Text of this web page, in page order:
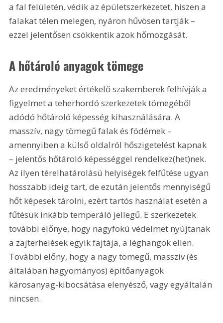
a fal felületén, védik az épületszerkezetet, hiszen a
falakat télen melegen, nyáron hűvösen tartják –
ezzel jelentősen csökkentik azok hőmozgását.
A hőtároló anyagok tömege
Az eredményeket értékelő szakemberek felhívják a
figyelmet a teherhordó szerkezetek tömegéből
adódó hőtároló képesség kihasználására. A
masszív, nagy tömegű falak és födémek –
amennyiben a külső oldalról hőszigetelést kapnak
– jelentős hőtároló képességgel rendelkez(het)nek.
Az ilyen térelhatárolású helyiségek felfűtése ugyan
hosszabb ideig tart, de ezután jelentős mennyiségű
hőt képesek tárolni, ezért tartós használat esetén a
fűtésük inkább temperáló jellegű. E szerkezetek
további előnye, hogy nagyfokú védelmet nyújtanak
a zajterhelések egyik fajtája, a léghangok ellen.
További előny, hogy a nagy tömegű, masszív (és
általában hagyományos) építőanyagok
károsanyag-kibocsátása elenyésző, vagy egyáltalán
nincsen.